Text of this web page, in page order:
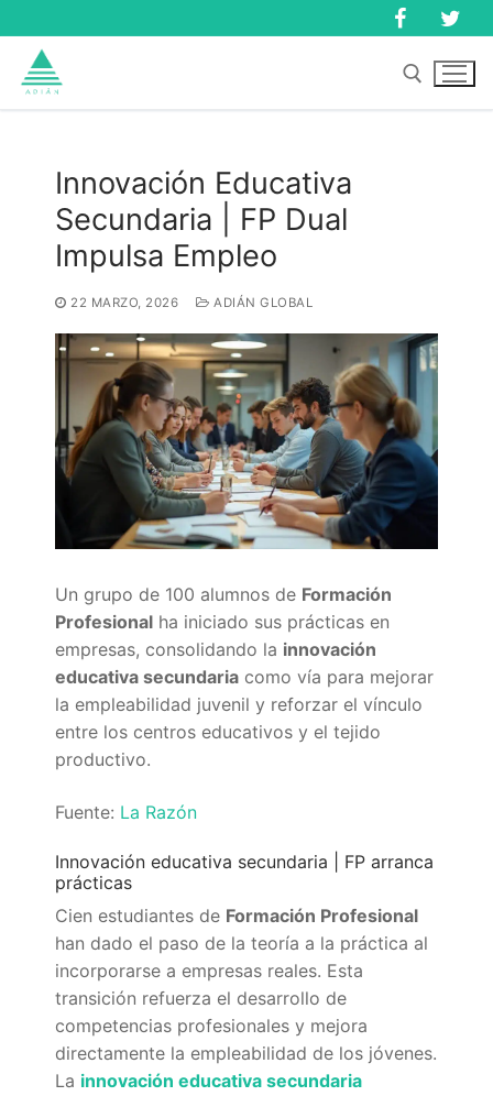
al
contenido
Buscar:
Inicio
Quiénes somos
Adián Almería
Adián Cádiz
Adián Córdoba
Adián Granada
Adián Málaga
Adián Sevilla
Noticias
Enlaces
Consejería de Educación
FEDADi
Aula Virtual de Formación del Profesorado
Portal AVERROES
Portal SÉNECA
Portal IEDA
Contacto
Hazte Socio
Innovación Educativa
Secundaria | FP Dual
Impulsa Empleo
22 MARZO, 2026 ADIÁN GLOBAL
Un grupo de 100 alumnos de Formación
Profesional ha iniciado sus prácticas en
empresas, consolidando la innovación
educativa secundaria como vía para mejorar
la empleabilidad juvenil y reforzar el vínculo
entre los centros educativos y el tejido
productivo.
Fuente: La Razón
Innovación educativa secundaria | FP arranca
prácticas
Cien estudiantes de Formación Profesional
han dado el paso de la teoría a la práctica al
incorporarse a empresas reales. Esta
transición refuerza el desarrollo de
competencias profesionales y mejora
directamente la empleabilidad de los jóvenes.
La innovación educativa secundaria